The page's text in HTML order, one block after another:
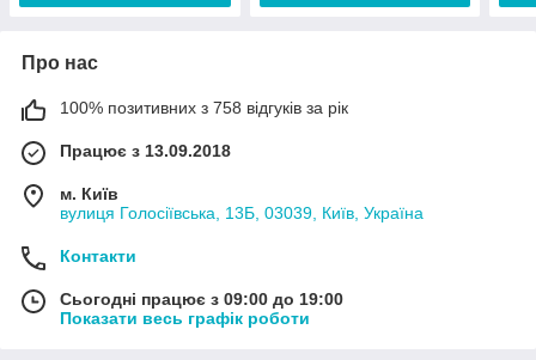
Про нас
100% позитивних з 758 відгуків за рік
Працює з 13.09.2018
м. Київ
вулиця Голосіївська, 13Б, 03039, Київ, Україна
Контакти
Сьогодні працює з 09:00 до 19:00
Показати весь графік роботи